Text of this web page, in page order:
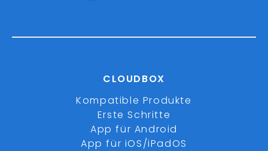
CLOUDBOX
Kompatible Produkte
Erste Schritte
App für Android
App für iOS/iPadOS